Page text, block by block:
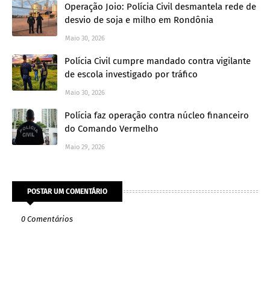
Operação Joio: Polícia Civil desmantela rede de
desvio de soja e milho em Rondônia
Maio 30, 2026
Polícia Civil cumpre mandado contra vigilante
de escola investigado por tráfico
Maio 30, 2026
Polícia faz operação contra núcleo financeiro
do Comando Vermelho
Maio 29, 2026
POSTAR UM COMENTÁRIO
0 Comentários